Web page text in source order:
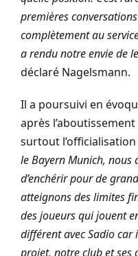
premières
complètement au
a rendu notre envie de
déclaré Nagelsmann.
Il a poursuivi en
après
surtout
le Bayern Munich,
d’enchérir pour de
atteignons des limites
des joueurs qui jouent
différent avec Sadio
projet, notre club et ses